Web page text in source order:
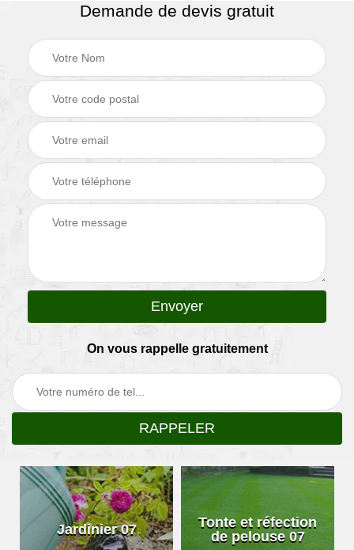
Demande de devis gratuit
On vous rappelle gratuitement
Jardinier 07
Tonte et réfection
de pelouse 07